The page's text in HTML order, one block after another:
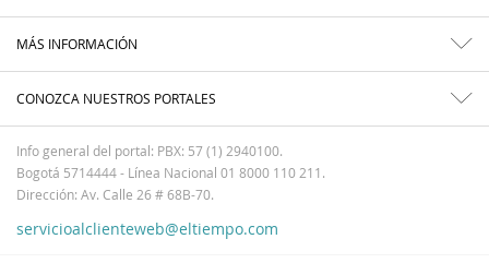
MÁS INFORMACIÓN
CONOZCA NUESTROS PORTALES
Info general del portal: PBX: 57 (1) 2940100.
Bogotá 5714444 - Línea Nacional 01 8000 110 211.
Dirección: Av. Calle 26 # 68B-70.
servicioalclienteweb@eltiempo.com